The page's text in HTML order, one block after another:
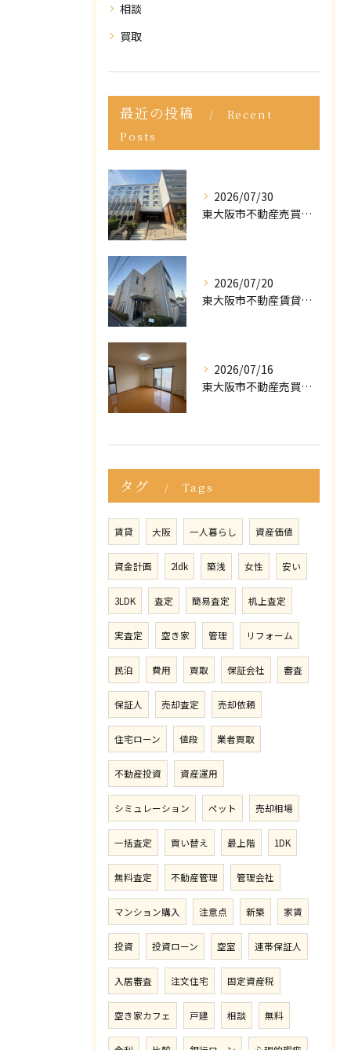
相談
買取
最近の投稿
Recent
Posts
2026/07/30
東大阪市不動産売買｜東大阪市で不動産売却をご依頼いただきました｜売却実績をご紹介
2026/07/20
東大阪市不動産賃貸｜ポータルサイトで「掘り出し物件」が見つからない？プロが教える条件の緩め方
2026/07/16
東大阪市不動産売買｜マイホームの購入・売却で後悔しないために！知っておくべき「3つの罠」
タグ Tags
賃貸 大阪 一人暮らし 資産価値
資金計画 2ldk 築浅 女性 安い
3LDK 査定 簡易査定 机上査定
実査定 空き家 管理 リフォーム
民泊 費用 買取 保証会社 審査
保証人 売却査定 売却依頼
住宅ローン 値段 業者買取
不動産投資 資産運用
シミュレーション ペット 売却相場
一括査定 買い替え 最上階 1DK
無料査定 不動産管理 管理会社
マンション購入 注意点 新築 家賃
投資 投資ローン 空室 連帯保証人
入居審査 注文住宅 固定資産税
空き家カフェ 戸建 相談 無料